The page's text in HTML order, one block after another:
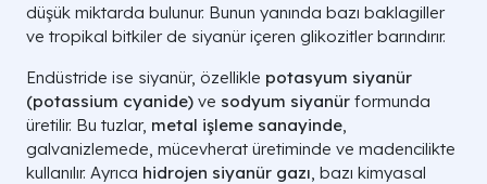
düşük miktarda bulunur. Bunun yanında bazı baklagiller
ve tropikal bitkiler de siyanür içeren glikozitler barındırır.
Endüstride ise siyanür, özellikle potasyum siyanür
(potassium cyanide) ve sodyum siyanür formunda
üretilir. Bu tuzlar, metal işleme sanayinde,
galvanizlemede, mücevherat üretiminde ve madencilikte
kullanılır. Ayrıca hidrojen siyanür gazı, bazı kimyasal